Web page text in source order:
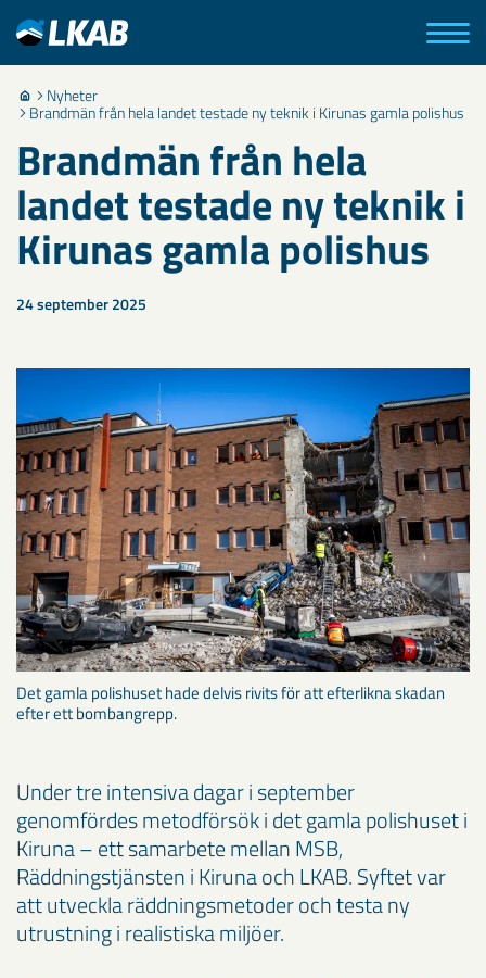
Nyheter
Brandmän från hela landet testade ny teknik i Kirunas gamla polishus
Brandmän från hela
landet testade ny teknik i
Kirunas gamla polishus
24 september 2025
Det gamla polishuset hade delvis rivits för att efterlikna skadan
efter ett bombangrepp.
Under tre intensiva dagar i september
genomfördes metodförsök i det gamla polishuset i
Kiruna – ett samarbete mellan MSB,
Räddningstjänsten i Kiruna och LKAB. Syftet var
att utveckla räddningsmetoder och testa ny
utrustning i realistiska miljöer.